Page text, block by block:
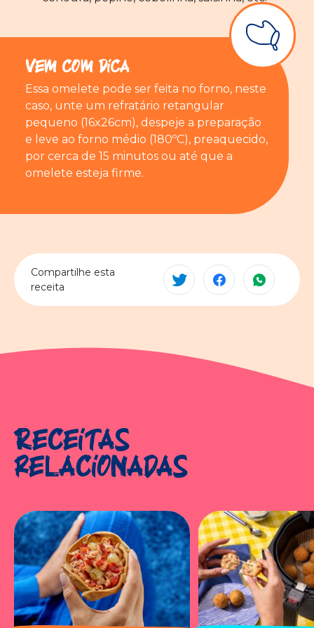
Vem com Dica
Essa omelete pode ser feita no forno, neste
caso, unte um refratário retangular
pequeno (16x26cm), despeje a preparação
e leve ao forno médio (180ºC), preaquecido,
por cerca de 15 minutos ou até que a
omelete esteja firme.
Compartilhe esta
receita
Receitas
relacionadas